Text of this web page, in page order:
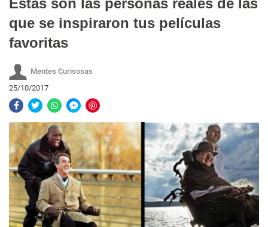
Estas son las personas reales de las
que se inspiraron tus películas
favoritas
Mentes Curisosas
25/10/2017